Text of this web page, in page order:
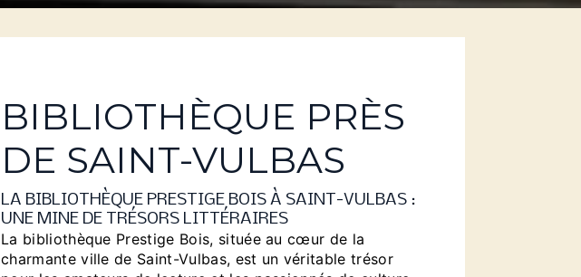
BIBLIOTHÈQUE PRÈS
DE SAINT-VULBAS
LA BIBLIOTHÈQUE PRESTIGE BOIS À SAINT-VULBAS :
UNE MINE DE TRÉSORS LITTÉRAIRES
La bibliothèque Prestige Bois, située au cœur de la
charmante ville de Saint-Vulbas, est un véritable trésor